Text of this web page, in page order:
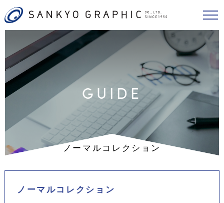
GUIDE
ノーマルコレクション
ノーマルコレクション